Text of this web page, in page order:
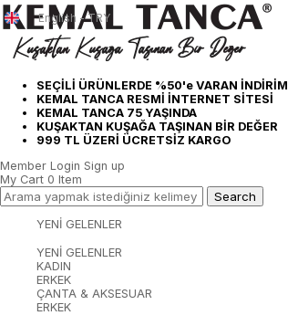
SEÇİLİ ÜRÜNLERDE %50'e VARAN İNDİRİM
KEMAL TANCA RESMİ İNTERNET SİTESİ
KEMAL TANCA 75 YAŞINDA
KUŞAKTAN KUŞAĞA TAŞINAN BİR DEĞER
999 TL ÜZERİ ÜCRETSİZ KARGO
English - TRY
Member Login Sign up
My Cart 0 Item
YENİ GELENLER
YENİ GELENLER
KADIN
ERKEK
ÇANTA & AKSESUAR
ERKEK